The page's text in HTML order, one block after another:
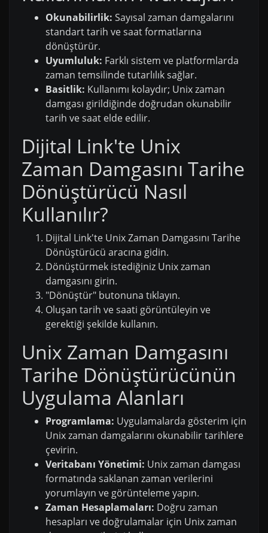
Okunabilirlik: Sayısal zaman damgalarını
standart tarih ve saat formatlarına
dönüştürür.
Uyumluluk: Farklı sistem ve platformlarda
zaman temsilinde tutarlılık sağlar.
Basitlik: Kullanımı kolaydır; Unix zaman
damgası girildiğinde doğrudan okunabilir
tarih ve saat elde edilir.
Dijital Link'te Unix
Zaman Damgasını Tarihe
Dönüştürücü Nasıl
Kullanılır?
Dijital Link'te Unix Zaman Damgasını Tarihe
Dönüştürücü aracına gidin.
Dönüştürmek istediğiniz Unix zaman
damgasını girin.
"Dönüştür" butonuna tıklayın.
Oluşan tarih ve saati görüntüleyin ve
gerektiği şekilde kullanın.
Unix Zaman Damgasını
Tarihe Dönüştürücünün
Uygulama Alanları
Programlama: Uygulamalarda gösterim için
Unix zaman damgalarını okunabilir tarihlere
çevirin.
Veritabanı Yönetimi: Unix zaman damgası
formatında saklanan zaman verilerini
yorumlayın ve görünteleme yapın.
Zaman Hesaplamaları: Doğru zaman
hesapları ve doğrulamalar için Unix zaman